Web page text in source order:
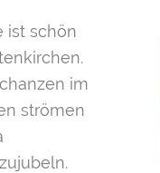
ist schön
im
strömen